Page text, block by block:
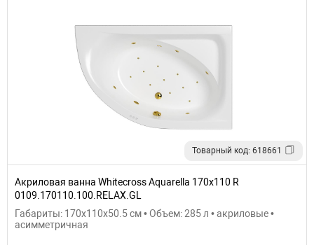
Товарный код: 618661
Акриловая ванна Whitecross Aquarella 170x110 R
0109.170110.100.RELAX.GL
Габариты: 170x110x50.5 см • Объем: 285 л • акриловые •
асимметричная